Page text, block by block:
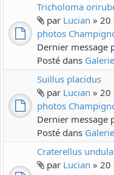
Tricholoma
par Lucian » 20
photos
Dernier message
Posté dans
Suillus placidus
par Lucian » 20
photos
Dernier message
Posté dans
Craterellus
par Lucian » 20